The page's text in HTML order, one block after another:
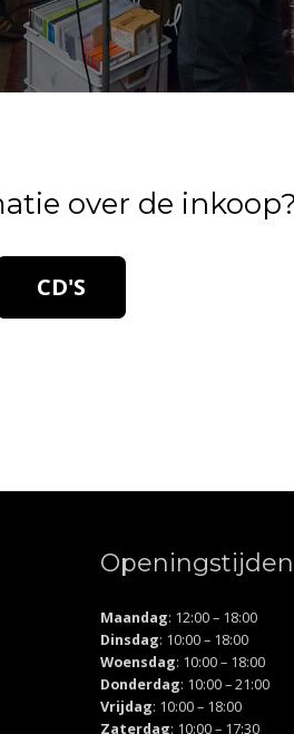
over de inkoop?
CD'S
Openingstijden
Maandag: 12:00 – 18:00
Dinsdag: 10:00 – 18:00
Woensdag: 10:00 – 18:00
Donderdag: 10:00 – 21:00
Vrijdag: 10:00 – 18:00
Zaterdag: 10:00 – 17:30